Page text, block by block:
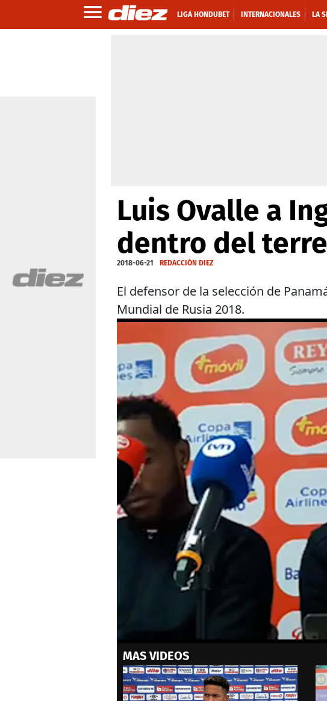
LIGA HONDUBET INTERNACIONALES LA
Luis Ovalle a
dentro del
2018-06-21 REDACCIÓN DIEZ
El defensor de la selección de
Mundial de Rusia 2018.
seconds
of
41
secondsVolume
0%
MAS VIDEOS